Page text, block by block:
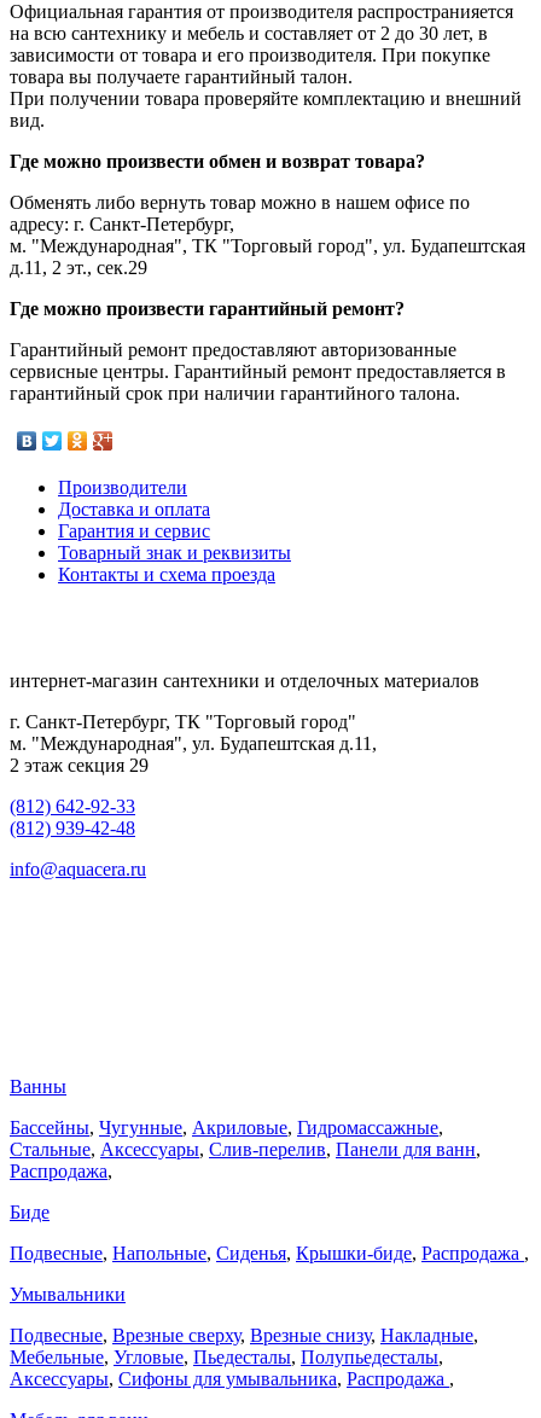
Официальная гарантия от производителя распространияется
на всю сантехнику и мебель и составляет от 2 до 30 лет, в
зависимости от товара и его производителя. При покупке
товара вы получаете гарантийный талон.
При получении товара проверяйте комплектацию и внешний
вид.
Где можно произвести обмен и возврат товара?
Обменять либо вернуть товар можно в нашем офисе по
адресу: г. Санкт-Петербург,
м. "Международная", ТК "Торговый город", ул. Будапештская
д.11, 2 эт., сек.29
Где можно произвести гарантийный ремонт?
Гарантийный ремонт предоставляют авторизованные
сервисные центры. Гарантийный ремонт предоставляется в
гарантийный срок при наличии гарантийного талона.
Производители
Доставка и оплата
Гарантия и сервис
Товарный знак и реквизиты
Контакты и схема проезда
интернет-магазин сантехники и отделочных материалов
г. Санкт-Петербург, ТК "Торговый город"
м. "Международная", ул. Будапештская д.11,
2 этаж секция 29
(812) 642-92-33
(812) 939-42-48
info@aquacera.ru
Ванны
Бассейны, Чугунные, Акриловые, Гидромассажные,
Стальные, Аксессуары, Слив-перелив, Панели для ванн,
Распродажа,
Биде
Подвесные, Напольные, Сиденья, Крышки-биде, Распродажа ,
Умывальники
Подвесные, Врезные сверху, Врезные снизу, Накладные,
Мебельные, Угловые, Пьедесталы, Полупьедесталы,
Аксессуары, Сифоны для умывальника, Распродажа ,